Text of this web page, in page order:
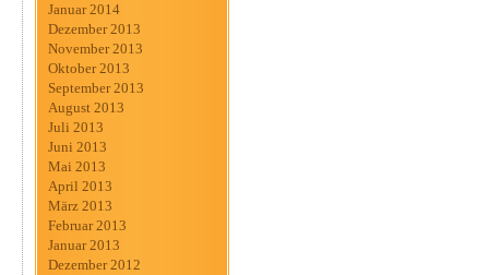
Januar 2014
Dezember 2013
November 2013
Oktober 2013
September 2013
August 2013
Juli 2013
Juni 2013
Mai 2013
April 2013
März 2013
Februar 2013
Januar 2013
Dezember 2012